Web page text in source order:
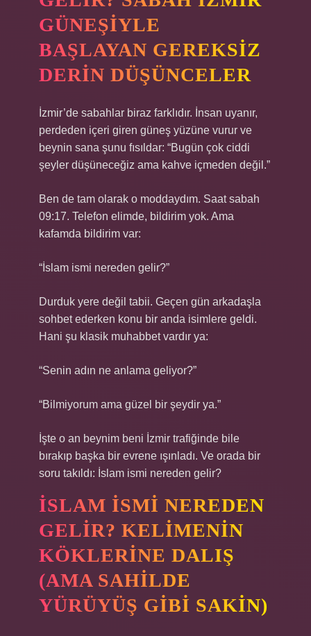
GÜNEŞIYLE
BAŞLAYAN GEREKSIZ
DERIN DÜŞÜNCELER
İzmir’de sabahlar biraz farklıdır. İnsan uyanır,
perdeden içeri giren güneş yüzüne vurur ve
beynin sana şunu fısıldar: “Bugün çok ciddi
şeyler düşüneceğiz ama kahve içmeden değil.”
Ben de tam olarak o moddaydım. Saat sabah
09:17. Telefon elimde, bildirim yok. Ama
kafamda bildirim var:
“İslam ismi nereden gelir?”
Durduk yere değil tabii. Geçen gün arkadaşla
sohbet ederken konu bir anda isimlere geldi.
Hani şu klasik muhabbet vardır ya:
“Senin adın ne anlama geliyor?”
“Bilmiyorum ama güzel bir şeydir ya.”
İşte o an beynim beni İzmir trafiğinde bile
bırakıp başka bir evrene ışınladı. Ve orada bir
soru takıldı: İslam ismi nereden gelir?
İSLAM ISMI NEREDEN
GELIR? KELIMENIN
KÖKLERINE DALIŞ
(AMA SAHILDE
YÜRÜYÜŞ GIBI SAKIN)